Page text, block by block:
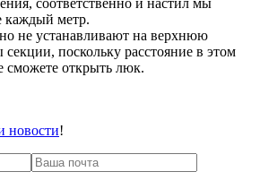
каждый метр.
не устанавливают на верхнюю
поскольку расстояние в этом
сможете открыть люк.
новости!